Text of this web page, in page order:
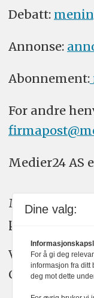
Debatt:
Annonse:
Abonnement:
For andre
Medier24 AS
Medier24
plakatens
Vi bruker KI-
Claude, og
Dine valg:
For å gi deg
informasjon fra ditt
deg mot dette